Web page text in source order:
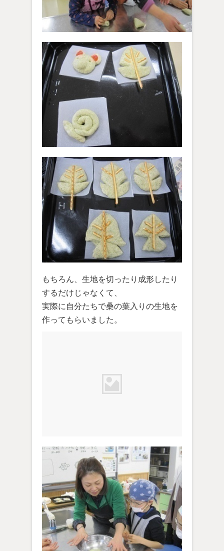
もちろん、生地を切ったり成形したり
するだけじゃなくて、
実際に自分たちで桑の葉入りの生地を
作ってもらいました。